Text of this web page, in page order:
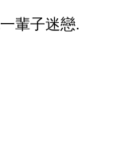
輩子迷戀.